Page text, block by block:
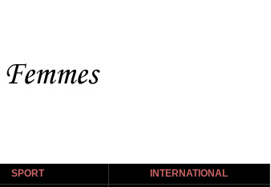
SPORT
INTERNATIONAL